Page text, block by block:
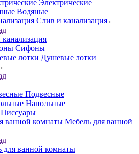
Электрические
Водяные
Слив и канализация
Сифоны
Душевые лотки
Подвесные
Напольные
Писсуары
Мебель для ванной
для ванной комнаты